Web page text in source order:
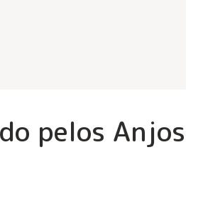
pelos Anjos